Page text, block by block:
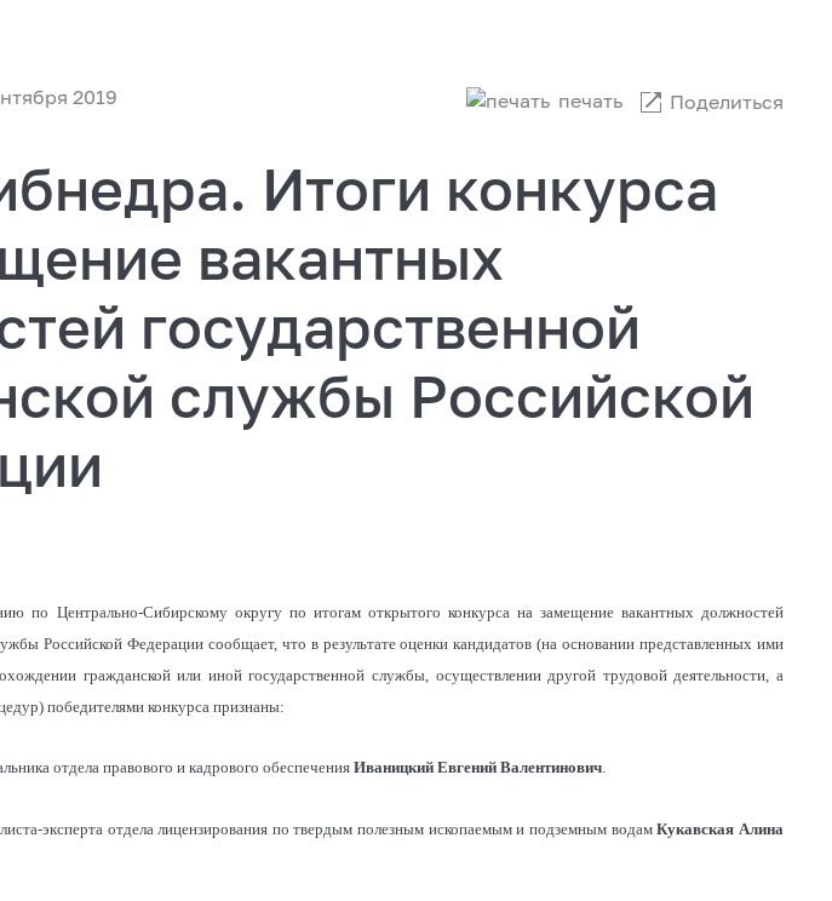
2019 печать Поделиться
Итоги конкурса
вакантных
государственной
службы Российской
по Центрально-Сибирскому округу по итогам открытого конкурса на замещение вакантных должностей
Российской Федерации сообщает, что в результате оценки кандидатов (на основании представленных ими
гражданской или иной государственной службы, осуществлении другой трудовой деятельности, а
победителями конкурса признаны:
отдела правового и кадрового обеспеченияИваницкий Евгений Валентинович
эксперта отдела лицензирования по твердым полезным ископаемым и подземным водамКукавская Алина